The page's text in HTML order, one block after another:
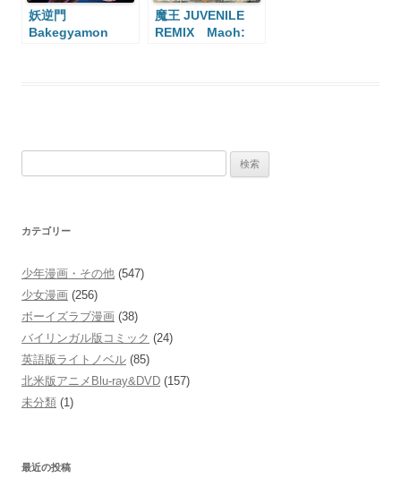
妖逆門
Bakegyamon
魔王 JUVENILE
REMIX Maoh:
カテゴリー
少年漫画・その他 (547)
少女漫画 (256)
ボーイズラブ漫画 (38)
バイリンガル版コミック (24)
英語版ライトノベル (85)
北米版アニメBlu-ray&DVD (157)
未分類 (1)
最近の投稿